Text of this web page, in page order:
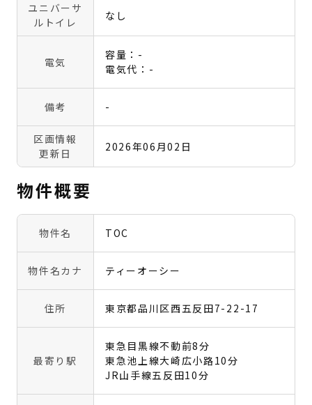
ユニバーサ
ルトイレ
なし
電気
容量：-
電気代：-
備考 -
区画情報
更新日
2026年06月02日
物件概要
物件名 TOC
物件名カナ ティーオーシー
住所 東京都品川区西五反田7-22-17
最寄り駅
東急目黒線不動前8分
東急池上線大崎広小路10分
JR山手線五反田10分